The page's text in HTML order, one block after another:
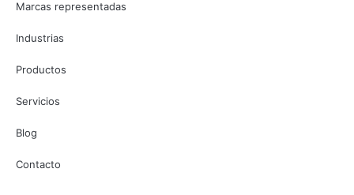
Marcas representadas
Industrias
Productos
Servicios
Blog
Contacto